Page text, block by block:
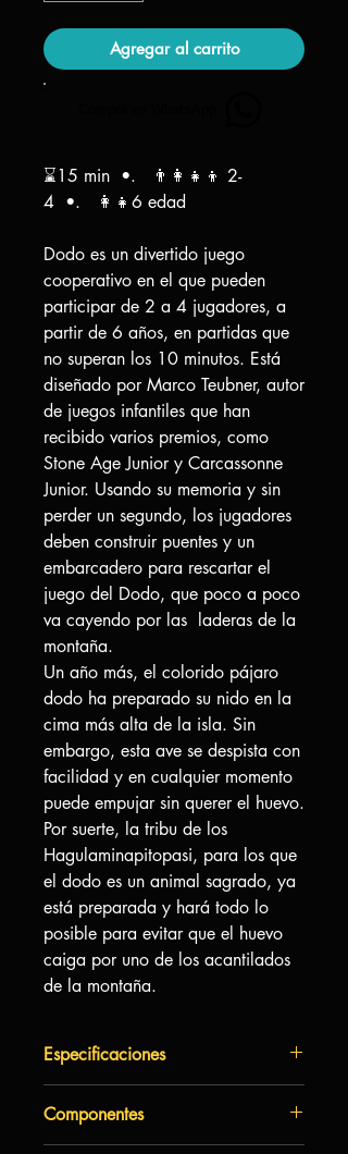
Agregar al carrito
⌛15 min •. 👨‍👩‍👧‍👦 2-
4 •. 👩‍👧6 edad
Dodo es un divertido juego
cooperativo en el que pueden
participar de 2 a 4 jugadores, a
partir de 6 años, en partidas que
no superan los 10 minutos. Está
diseñado por Marco Teubner, autor
de juegos infantiles que han
recibido varios premios, como
Stone Age Junior y Carcassonne
Junior. Usando su memoria y sin
perder un segundo, los jugadores
deben construir puentes y un
embarcadero para rescartar el
juego del Dodo, que poco a poco
va cayendo por las laderas de la
montaña.
Un año más, el colorido pájaro
dodo ha preparado su nido en la
cima más alta de la isla. Sin
embargo, esta ave se despista con
facilidad y en cualquier momento
puede empujar sin querer el huevo.
Por suerte, la tribu de los
Hagulaminapitopasi, para los que
el dodo es un animal sagrado, ya
está preparada y hará todo lo
posible para evitar que el huevo
caiga por uno de los acantilados
de la montaña.
Especificaciones
Teubner
Arte:Cyril Bouquet, Paul Mafayon
Componentes